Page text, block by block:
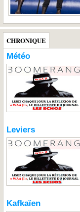
CHRONIQUE
Météo
Leviers
Kafkaïen